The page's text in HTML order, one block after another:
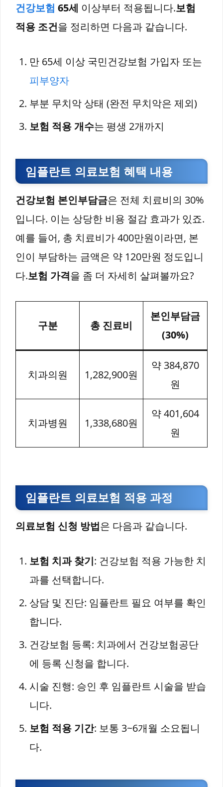
건강보험 65세 이상부터 적용됩니다.보험
적용 조건을 정리하면 다음과 같습니다.
만 65세 이상 국민건강보험 가입자 또는
피부양자
부분 무치악 상태 (완전 무치악은 제외)
보험 적용 개수는 평생 2개까지
임플란트 의료보험 혜택 내용
건강보험 본인부담금은 전체 치료비의 30%
입니다. 이는 상당한 비용 절감 효과가 있죠.
예를 들어, 총 치료비가 400만원이라면, 본
인이 부담하는 금액은 약 120만원 정도입니
다.보험 가격을 좀 더 자세히 살펴볼까요?
구분 총 진료비
본인부담금
(30%)
치과의원 1,282,900원
약 384,870
원
치과병원 1,338,680원
약 401,604
원
임플란트 의료보험 적용 과정
의료보험 신청 방법은 다음과 같습니다.
보험 치과 찾기: 건강보험 적용 가능한 치
과를 선택합니다.
상담 및 진단: 임플란트 필요 여부를 확인
합니다.
건강보험 등록: 치과에서 건강보험공단
에 등록 신청을 합니다.
시술 진행: 승인 후 임플란트 시술을 받습
니다.
보험 적용 기간: 보통 3~6개월 소요됩니
다.